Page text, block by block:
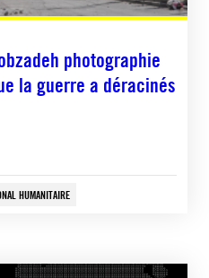
photographie
la guerre a déracinés
HUMANITAIRE